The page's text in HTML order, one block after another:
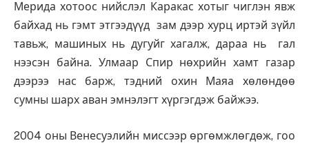
Мерида хотоос нийслэл Каракас хотыг чиглэн явж
байхад нь гэмт этгээдүүд зам дээр хурц иртэй зүйл
тавьж, машиных нь дугуйг хагалж, дараа нь гал
нээсэн байна. Улмаар Спир нөхрийн хамт газар
дээрээ нас барж, тэдний охин Маяа хөлөндөө
сумны шарх аван эмнэлэгт хүргэгдэж байжээ.
2004 оны Венесуэлийн миссээр өргөмжлөгдөж, гоо